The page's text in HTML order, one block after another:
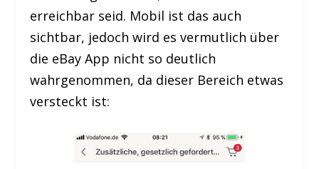
erreichbar seid. Mobil ist das auch
sichtbar, jedoch wird es vermutlich über
die eBay App nicht so deutlich
wahrgenommen, da dieser Bereich etwas
versteckt ist: